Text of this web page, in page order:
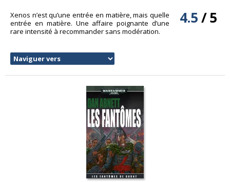
4.5/5
Xenos n’est qu’une entrée en matière, mais quelle
entrée en matière. Une affaire poignante d’une
rare intensité à recommander sans modération.